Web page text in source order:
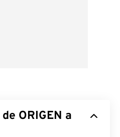
ORIGEN a